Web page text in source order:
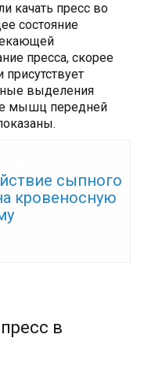
качать пресс во
состояние
пресса, скорее
выделения
мышц передней
сыпного
кровеносную
в